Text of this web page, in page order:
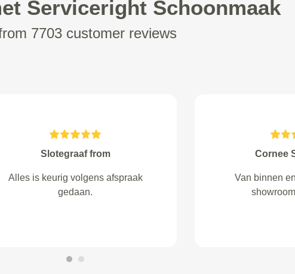
Serviceright Schoonmaak
7703 customer reviews
schermer from Hoorn
prima service
zock
Service is
Weller in de